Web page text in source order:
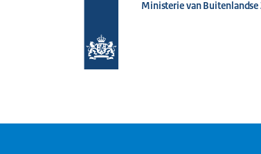
homepage
Ministerie van Buitenlandse